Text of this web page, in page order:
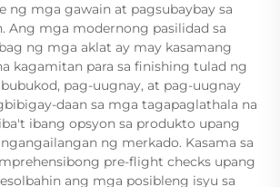
ng mga gawain at pagsubaybay sa
Ang mga modernong pasilidad sa
ng mga aklat ay may kasamang
kagamitan para sa finishing tulad ng
pag-uugnay, at pag-uugnay
daan sa mga tagapaglathala na
ibang opsyon sa produkto upang
ng merkado. Kasama sa
pre-flight checks upang
ang mga posibleng isyu sa